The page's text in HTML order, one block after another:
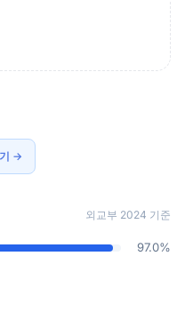
→
외교부 2024 기준
97.0%